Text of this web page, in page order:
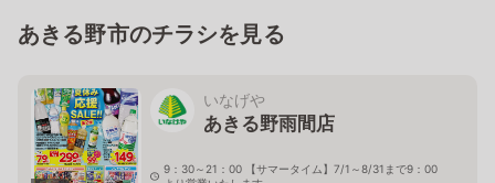
あきる野市のチラシを見る
いなげや
あきる野雨間店
9：30～21：00 【サマータイム】7/1～8/31まで9：00